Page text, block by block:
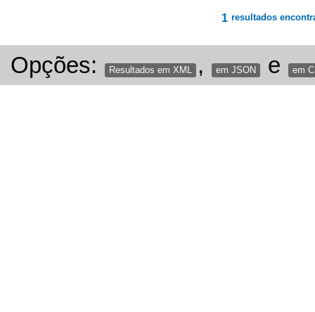
1 resultados
Opções: Resultados em XML , em JSON e em